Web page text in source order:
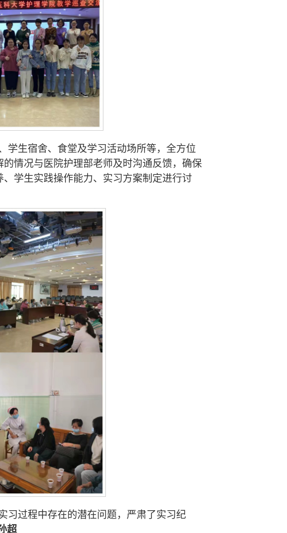
学生宿舍、食堂及学习活动场所等，全方位
情况与医院护理部老师及时沟通反馈，确保
学生实践操作能力、实习方案制定进行讨
习过程中存在的潜在问题，严肃了实习纪
超